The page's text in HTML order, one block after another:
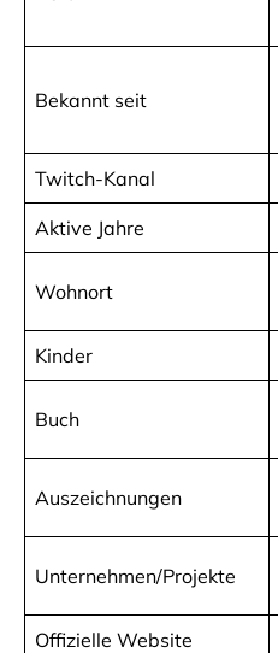
Bekannt seit
Twitch-Kanal
Aktive Jahre
Wohnort
Kinder
Buch
Auszeichnungen
Unternehmen/Projekte
Offizielle Website